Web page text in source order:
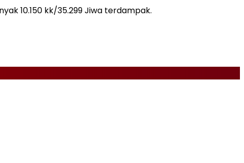
10.150 kk/35.299 Jiwa terdampak.